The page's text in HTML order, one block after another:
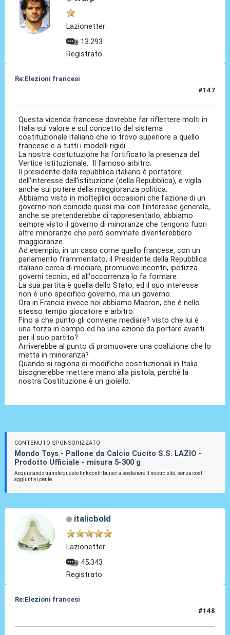
Lazionetter
13.293
Registrato
Re:Elezioni francesi
#147
Questa vicenda francese dovrebbe far riflettere molti in
Italia sul valore e sul concetto del sistema
costituzionale italiano che io trovo superiore a quello
francese e a tutti i modelli rigidi.
La nostra costutuzione ha fortificato la presenza del
Vertice Istituzionale. Il famoso arbitro.
Il presidente della repubblica italiano è portatore
dell'interesse dell'istituzione (della Repubblica), e vigila
anche sul potere della maggioranza politica.
Abbiamo visto in molteplici occasioni che l'azione di un
governo non coincide quasi mai con l'interesse generale,
anche se pretenderebbe di rappresentarlo, abbiamo
sempre visto il governo di minoranze che tengono fuori
altre minoranze che però sommate diventerebbero
maggioranze.
Ad esempio, in un caso come quello francese, con un
parlamento frammentato, il Presidente della Repubblica
italiano cerca di mediare, promuove incontri, ipotizza
governi tecnici, ed all'occorrenza lo fa formare.
La sua partita è quella dello Stato, ed il suo interesse
non è uno specifico governo, ma un governo.
Ora in Francia invece noi abbiamo Macron, che è nello
stesso tempo giocatore e arbitro.
Fino a che punto gli conviene mediare? visto che lui è
una forza in campo ed ha una azione da portare avanti
per il suo partito?
Arriverebbe al punto di promuovere una coalizione che lo
metta in minoranza?
Quando si ragiona di modifiche costituzionali in Italia
bisognerebbe mettere mano alla pistola, perchè la
nostra Costituzione è un gioiello.
CONTENUTO SPONSORIZZATO
Mondo Toys - Pallone da Calcio Cucito S.S. LAZIO -
Prodotto Ufficiale - misura 5-300 g
Acquistando tramite questo link contribuisci a sostenere il nostro sito, senza costi
aggiuntivi per te.
italicbold
Lazionetter
45.343
Registrato
Re:Elezioni francesi
#148